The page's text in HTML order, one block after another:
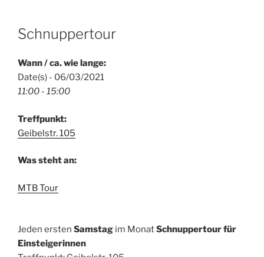
Schnuppertour
Wann / ca. wie lange:
Date(s) - 06/03/2021
11:00 - 15:00
Treffpunkt:
Geibelstr. 105
Was steht an:
MTB Tour
Jeden ersten Samstag im MonatSchnuppertour für
Einsteigerinnen